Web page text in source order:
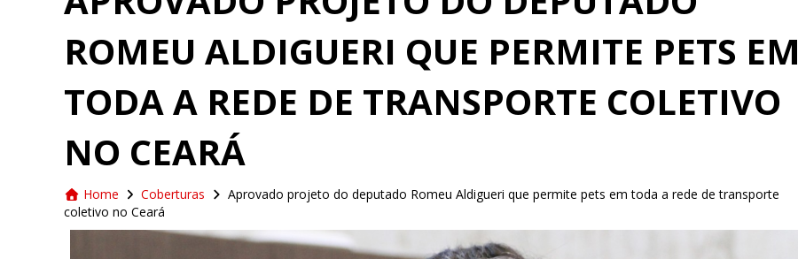
ROMEU ALDIGUERI QUE PERMITE PETS EM
TODA A REDE DE TRANSPORTE COLETIVO
NO CEARÁ
Home Coberturas
Aprovado projeto do deputado Romeu Aldigueri que permite pets em toda a rede de transporte
coletivo no Ceará